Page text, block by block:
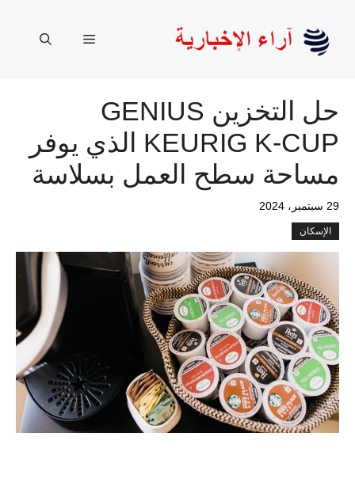
المحتوى
القائمة
حل التخزين GENIUS
KEURIG K-CUP الذي يوفر
مساحة سطح العمل بسلاسة
29 سبتمبر، 2024
الإسكان